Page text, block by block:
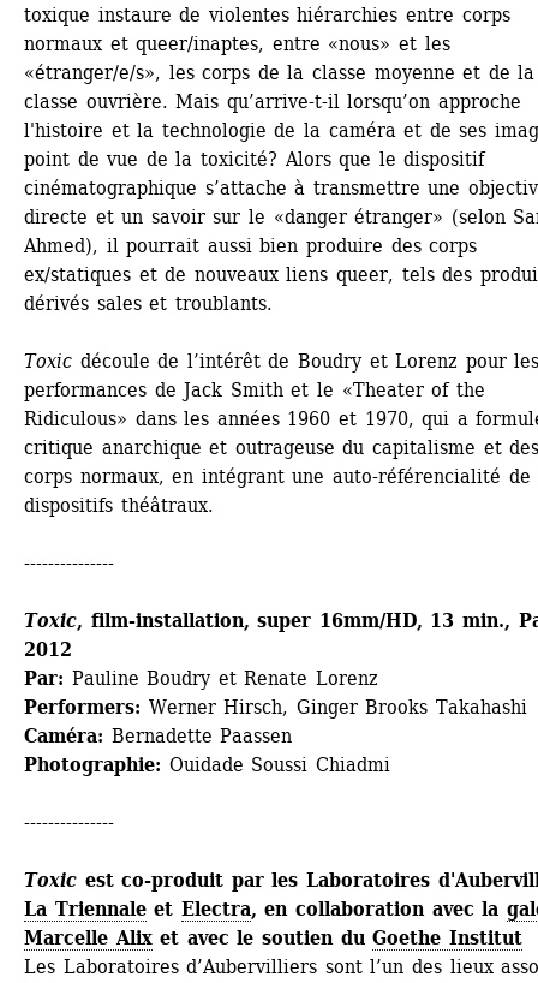
toxique instaure de violentes hiérarchies entre corps
normaux et queer/inaptes, entre «nous» et les
«étranger/e/s», les corps de la classe moyenne et de la
classe ouvrière. Mais qu’arrive-t-il lorsqu’on approche
l'histoire et la technologie de la caméra et de ses
point de vue de la toxicité? Alors que le dispositif
cinématographique s’attache à transmettre une
directe et un savoir sur le «danger étranger» (selon
Ahmed), il pourrait aussi bien produire des corps
ex/statiques et de nouveaux liens queer, tels des
dérivés sales et troublants.
Toxic découle de l’intérêt de Boudry et Lorenz pour
performances de Jack Smith et le «Theater of the
Ridiculous» dans les années 1960 et 1970, qui a
critique anarchique et outrageuse du capitalisme et
corps normaux, en intégrant une auto-référencialité de
dispositifs théâtraux.
---------------
Toxic, film-installation, super 16mm/HD, 13 min.,
2012
Par: Pauline Boudry et Renate Lorenz
Performers: Werner Hirsch, Ginger Brooks Takahashi
Caméra: Bernadette Paassen
Photographie: Ouidade Soussi Chiadmi
---------------
Toxic est co-produit par les Laboratoires
La Triennaleet Electra, en collaboration avec la
Marcelle Alixet avec le soutien du Goethe Institut
Les Laboratoires d’Aubervilliers sont l’un des lieux